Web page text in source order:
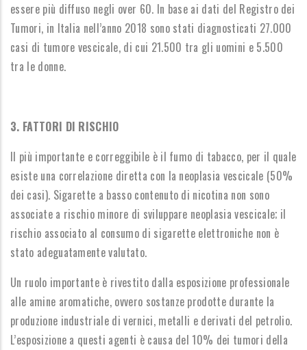
essere più diffuso negli over 60. In base ai dati del Registro dei
Tumori, in Italia nell’anno 2018 sono stati diagnosticati 27.000
casi di tumore vescicale, di cui 21.500 tra gli uomini e 5.500
tra le donne.
3. FATTORI DI RISCHIO
Il più importante e correggibile è il fumo di tabacco, per il quale
esiste una correlazione diretta con la neoplasia vescicale (50%
dei casi). Sigarette a basso contenuto di nicotina non sono
associate a rischio minore di sviluppare neoplasia vescicale; il
rischio associato al consumo di sigarette elettroniche non è
stato adeguatamente valutato.
Un ruolo importante è rivestito dalla esposizione professionale
alle amine aromatiche, ovvero sostanze prodotte durante la
produzione industriale di vernici, metalli e derivati del petrolio.
L’esposizione a questi agenti è causa del 10% dei tumori della